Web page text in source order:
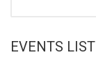
EVENTS LIST